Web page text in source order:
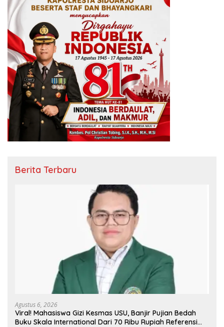
Berita Terbaru
Agustus 6, 2026
Viral! Mahasiswa Gizi Kesmas USU, Banjir Pujian Bedah
Buku Skala International Dari 70 Ribu Rupiah Referensi